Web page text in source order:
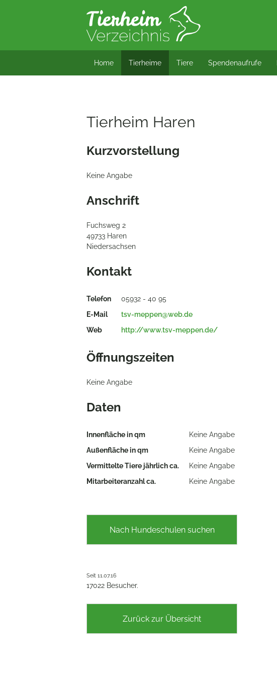
Home
Tierheime Tiere Spendenaufrufe
Tierheim Haren
Kurzvorstellung
Keine Angabe
Anschrift
Fuchsweg 2
49733 Haren
Niedersachsen
Kontakt
Telefon
05932 - 40 95
E-Mail
tsv-meppen@web.de
Web
http://www.tsv-meppen.de/
Öffnungszeiten
Keine Angabe
Daten
Innenfläche in qm
Keine Angabe
Außenfläche in qm
Keine Angabe
Vermittelte Tiere jährlich ca.
Keine Angabe
Mitarbeiteranzahl ca.
Keine Angabe
Nach Hundeschulen suchen
Seit 11.07.16
17022 Besucher.
Zurück zur Übersicht